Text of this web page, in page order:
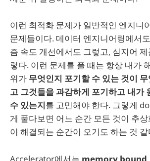
이런 최적화 문제가 일반적인 엔지니
문제들이다. 데이터 엔지니어링에서
즘 속도 개선에서도 그렇고, 심지어
렇다. 이런 문제를 풀 때는 항상 내가
위가 무엇인지 포기할 수 있는 것이
고 그것들을 과감하게 포기하고 내가
수 있는지를 고민해야 한다. 그렇게
게 풀다보면 어느 순간 모든 것이 추
이 해결되는 순간이 오기도 하는 것 같
Accelerator에서는 memory